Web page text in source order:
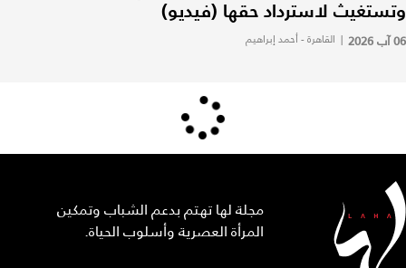
وتستغيث لاسترداد حقها (فيديو)
06 آب 2026 | القاهرة - أحمد إبراهيم
مجلة لها تهتم بدعم الشباب وتمكين
المرأة العصرية وأسلوب الحياة.